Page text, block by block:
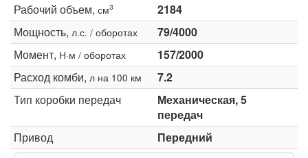
Рабочий объем, см3
2184
Мощность, л.с. / оборотах
79/4000
Момент, Н·м / оборотах
157/2000
Расход комби, л на 100 км
7.2
Тип коробки передач
Механическая, 5
передач
Привод
Передний